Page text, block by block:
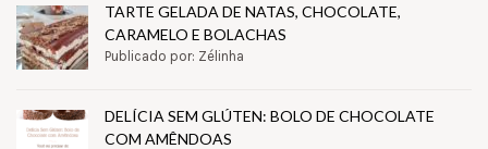
TARTE GELADA DE NATAS, CHOCOLATE,
CARAMELO E BOLACHAS
Publicado por: Zélinha
DELÍCIA SEM GLÚTEN: BOLO DE CHOCOLATE
COM AMÊNDOAS